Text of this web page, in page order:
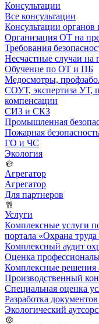
Консультации
Все консультации
Консультации органов
Организация ОТ на
Требования
Несчастные случаи на
Обучение по ОТ и ПБ
Медосмотры,
СОУТ, экспертиза УТ,
компенсации
СИЗ и СКЗ
Промышленная
Пожарная безопасность
ГО и ЧС
Экология
Агрегатор
Агрегатор
Для партнеров
Услуги
Комплексные услуги
портала «Охрана
Комплексный аудит
Оценка
Комплексные решения
Производственный
Специальная оценка
Разработка
Экологический